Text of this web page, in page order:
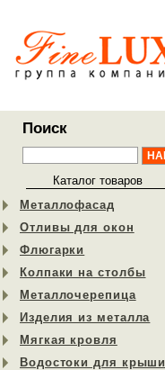
Поиск
Каталог товаров
Металлофасад
Отливы для окон
Флюгарки
Колпаки на столбы
Металлочерепица
Изделия из металла
Мягкая кровля
Водостоки для крыши